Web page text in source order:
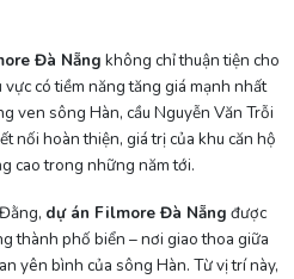
Đà Nẵng không chỉ thuận tiện cho
có tiềm năng tăng giá mạnh nhất
ven sông Hàn, cầu Nguyễn Văn Trỗi
nối hoàn thiện, giá trị của khu căn hộ
cao trong những năm tới.
dự án Filmore Đà Nẵng được
thành phố biển – nơi giao thoa giữa
yên bình của sông Hàn. Từ vị trí này,